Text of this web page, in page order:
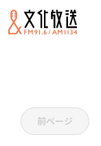
前ページ